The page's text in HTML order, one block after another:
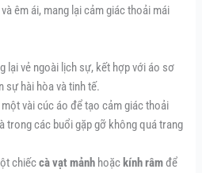
êm ái, mang lại cảm giác thoải mái
lại vẻ ngoài lịch sự, kết hợp với áo sơ
sự hài hòa và tinh tế.
vài cúc áo để tạo cảm giác thoải
trong các buổi gặp gỡ không quá trang
chiếccà vạt mảnh hoặc kính râmđể